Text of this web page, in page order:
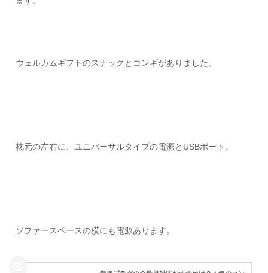
ウェルカムギフトのスナックとコンギがありました。
枕元の左右に、ユニバーサルタイプの電源とUSBポート。
ソファースペースの横にも電源あります。